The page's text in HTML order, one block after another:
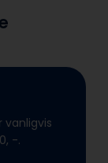
vanligvis
-.